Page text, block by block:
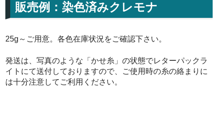
販売例：染色済みクレモナ
25g～ご用意。各色在庫状況をご確認下さい。
発送は、写真のような「かせ糸」の状態でレターパックラ
イトにて送付しておりますので、ご使用時の糸の絡まりに
は十分注意してご利用ください。